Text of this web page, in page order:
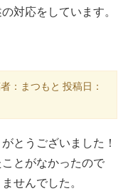
対応をしています。
：まつもと 投稿日：
とうございました！
とがなかったので
せんでした。